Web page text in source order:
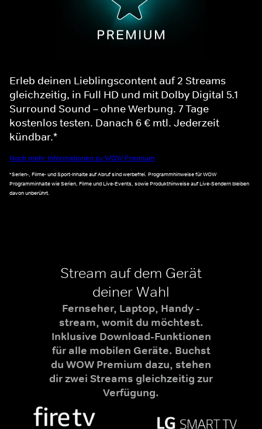
Erleb deinen Lieblingscontent auf 2 Streams
gleichzeitig, in Full HD und mit Dolby Digital 5.1
Surround Sound – ohne Werbung. 7 Tage
kostenlos testen. Danach 6 € mtl. Jederzeit
kündbar.*
Noch mehr Informationen zu WOW Premium
*Serien-, Filme- und Sport-Inhalte auf Abruf sind werbefrei. Programmhinweise für WOW
Programminhalte wie Serien, Filme und Live-Events, sowie Produkthinweise auf Live-Sendern bleiben
davon unberührt.
Stream auf dem Gerät
deiner Wahl
Fernseher, Laptop, Handy -
stream, womit du möchtest.
Inklusive Download-Funktionen
für alle mobilen Geräte. Buchst
du WOW Premium dazu, stehen
dir zwei Streams gleichzeitig zur
Verfügung.